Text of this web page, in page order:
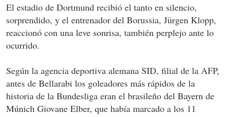
El estadio de Dortmund recibió el tanto en silencio,
sorprendido, y el entrenador del Borussia, Jürgen Klopp,
reaccionó con una leve sonrisa, también perplejo ante lo
ocurrido.
Según la agencia deportiva alemana SID, filial de la AFP,
antes de Bellarabi los goleadores más rápidos de la
historia de la Bundesliga eran el brasileño del Bayern de
Múnich Giovane Elber, que había marcado a los 11